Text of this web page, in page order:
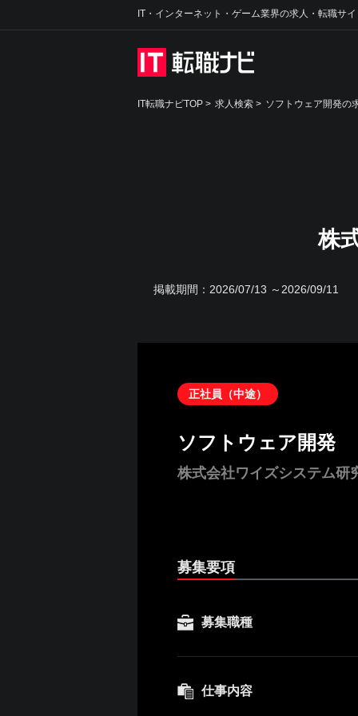
IT・インターネット・ゲーム業界の求人・転職サ
IT転職ナビTOP > 求人検索 > ソフトウェア開発の
株
掲載期間： 2026/07/13 ～2026/09/11
正社員（中途）
ソフトウェア開発
株式会社ワイズシステム研
募集要項
募集職種
仕事内容